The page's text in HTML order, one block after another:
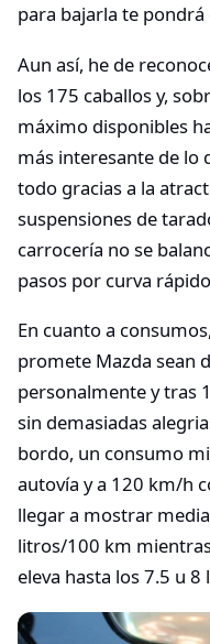
para bajarla te pondrá
Aun así, he de
los 175 caballos y,
máximo disponibles
más interesante de lo
todo gracias a la
suspensiones de
carrocería no se
pasos por curva
En cuanto a
promete Mazda sean
personalmente y tras
sin demasiadas
bordo, un consumo
autovía y a 120 km/h
llegar a mostrar
litros/100 km
eleva hasta los 7.5 u